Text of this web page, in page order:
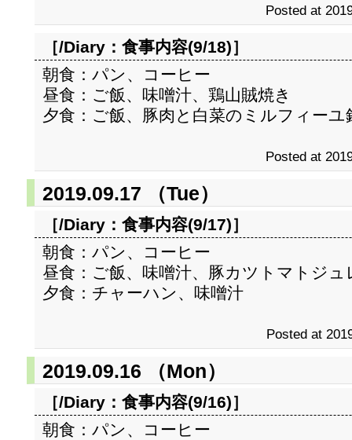
Posted at
［/Diary： 食事内容(9/18)］
朝食：パン、コーヒー
昼食：ご飯、味噌汁、鶏山賊焼き
夕食：ご飯、豚肉と白菜のミルフィーユ
Posted at
2019.09.17 （Tue）
［/Diary： 食事内容(9/17)］
朝食：パン、コーヒー
昼食：ご飯、味噌汁、豚カツトマトジュ
夕食：チャーハン、味噌汁
Posted at
2019.09.16 （Mon）
［/Diary： 食事内容(9/16)］
朝食：パン、コーヒー